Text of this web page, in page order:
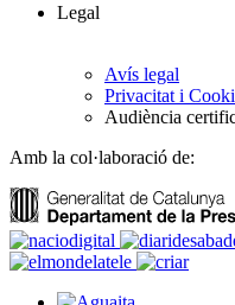
Legal
Avís legal
Privacitat i
Audiència
Amb la col·laboració de: